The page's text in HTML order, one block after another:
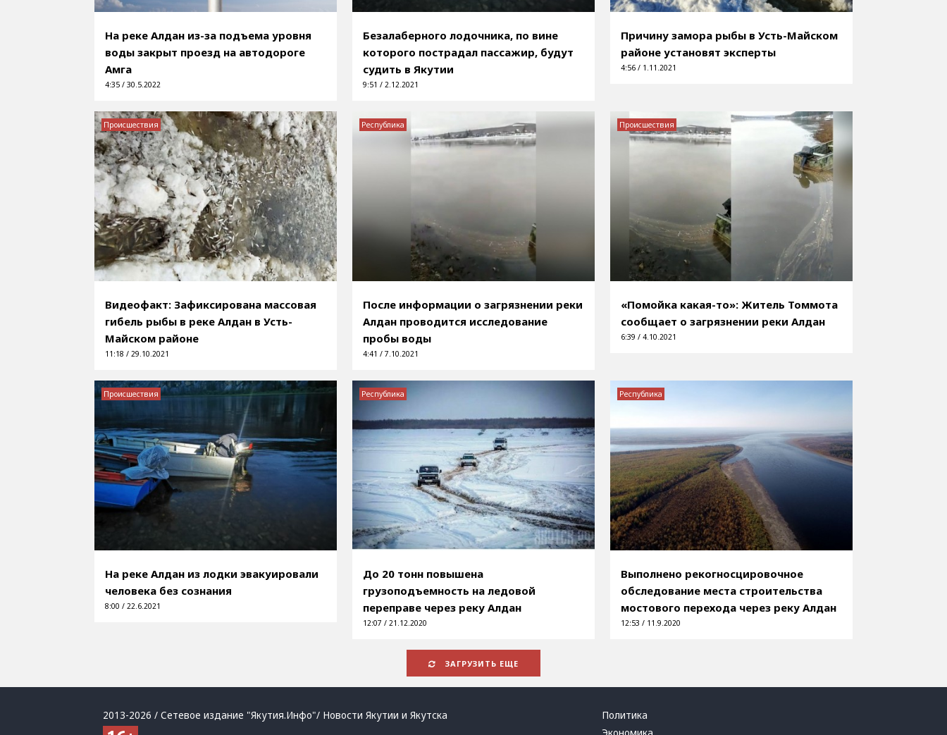
На реке Алдан из-за подъема уровня
воды закрыт проезд на автодороге
Амга
4:35 / 30.5.2022
Безалаберного лодочника, по вине
которого пострадал пассажир, будут
судить в Якутии
9:51 / 2.12.2021
Причину замора рыбы в Усть-Майском
районе установят эксперты
4:56 / 1.11.2021
Видеофакт: Зафиксирована массовая
гибель рыбы в реке Алдан в Усть-
Майском районе
11:18 / 29.10.2021
Происшествия
После информации о загрязнении реки
Алдан проводится исследование
пробы воды
4:41 / 7.10.2021
Республика
«Помойка какая-то»: Житель Томмота
сообщает о загрязнении реки Алдан
6:39 / 4.10.2021
Происшествия
На реке Алдан из лодки эвакуировали
человека без сознания
8:00 / 22.6.2021
Происшествия
До 20 тонн повышена
грузоподъемность на ледовой
переправе через реку Алдан
12:07 / 21.12.2020
Республика
Выполнено рекогносцировочное
обследование места строительства
мостового перехода через реку Алдан
12:53 / 11.9.2020
Республика
ЗАГРУЗИТЬ ЕЩЕ
2013-2026 / Сетевое издание "Якутия.Инфо"/ Новости Якутии и Якутска
Политика